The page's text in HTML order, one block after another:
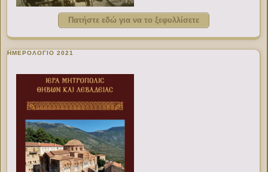
Πατήστε εδώ για να το ξεφυλλίσετε
ΗΜΕΡΟΛΟΓΙΟ 2021